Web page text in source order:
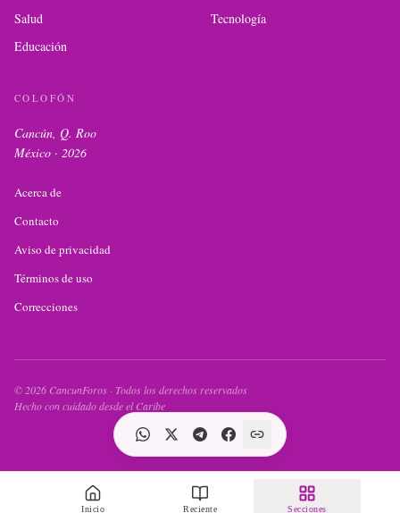
Salud
Tecnología
Educación
COLOFÓN
Cancún, Q. Roo
México · 2026
Acerca de
Contacto
Aviso de privacidad
Términos de uso
Correcciones
© 2026 CancunForos · Todos los derechos reservados
Hecho con cuidado desde el Caribe
Inicio Reciente Secciones